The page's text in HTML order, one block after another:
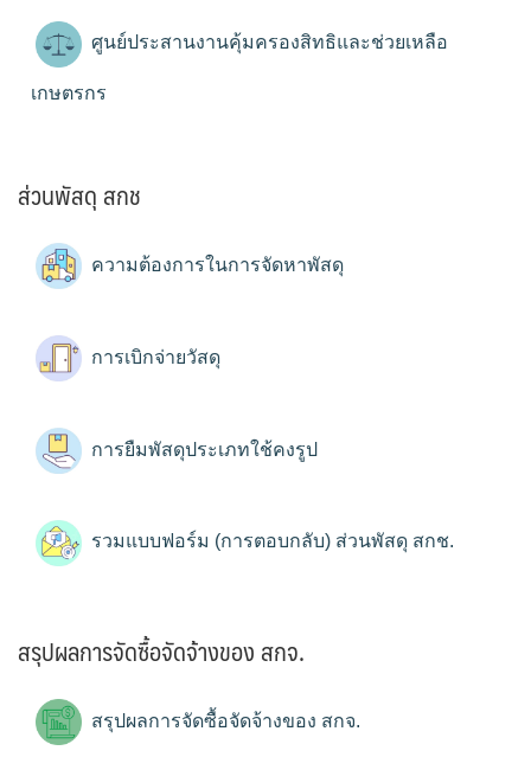
ศูนย์ประสานงานคุ้มครองสิทธิและช่วยเหลือ
เกษตรกร
ส่วนพัสดุ สกช
ความต้องการในการจัดหาพัสดุ
การเบิกจ่ายวัสดุ
การยืมพัสดุประเภทใช้คงรูป
รวมแบบฟอร์ม (การตอบกลับ) ส่วนพัสดุ สกช.
สรุปผลการจัดซื้อจัดจ้างของ สกจ.
สรุปผลการจัดซื้อจัดจ้างของ สกจ.